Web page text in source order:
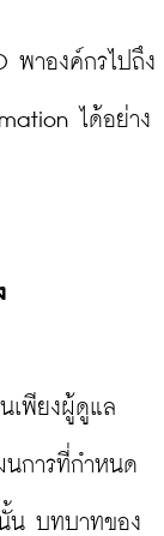
พาองค์กรไปถึง
ได้อย่าง
เพียงผู้ดูแล
นการที่กำหนด
น บทบาทของ